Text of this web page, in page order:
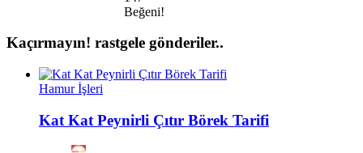
Beğeni!
Kaçırmayın! rastgele gönderiler..
Hamur İşleri
Kat Kat Peynirli Çıtır Börek Tarifi